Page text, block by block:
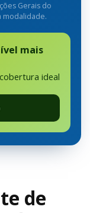
Gerais do
modalidade.
mais
ideal
de